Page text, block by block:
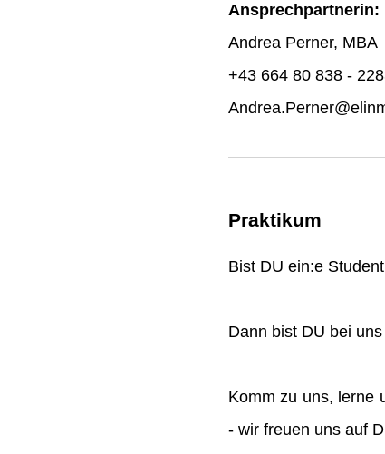
Ansprechpartnerin:
Andrea Perner, MBA
+43 664 80 838 -
Praktikum
Bist DU ein:e
Dann bist DU bei
Komm zu uns, lerne
- wir freuen uns auf